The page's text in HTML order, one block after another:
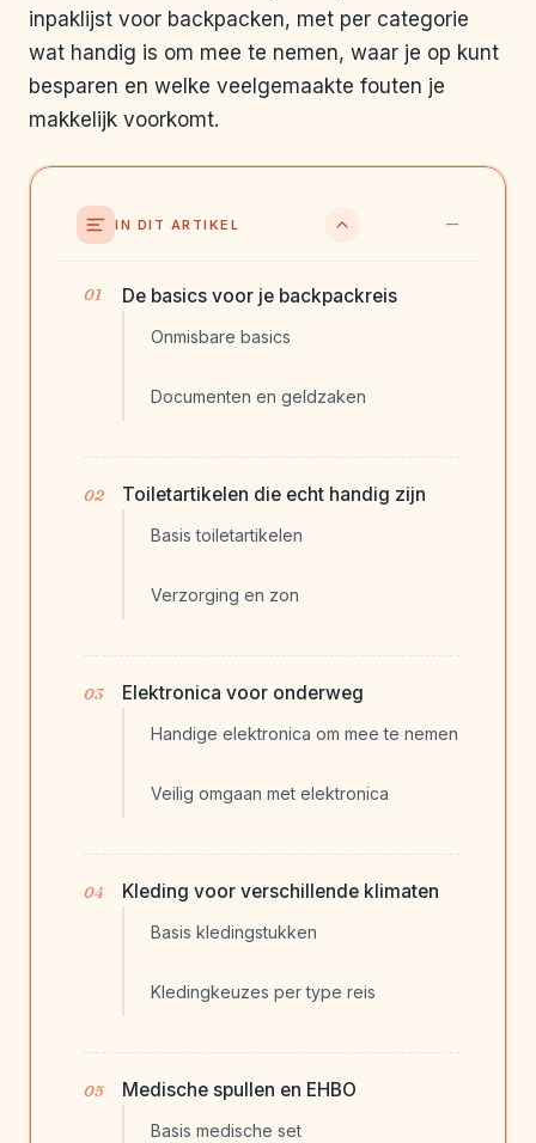
inpaklijst voor backpacken, met per categorie
wat handig is om mee te nemen, waar je op kunt
besparen en welke veelgemaakte fouten je
makkelijk voorkomt.
IN DIT ARTIKEL
De basics voor je backpackreis
Onmisbare basics
Documenten en geldzaken
Toiletartikelen die echt handig zijn
Basis toiletartikelen
Verzorging en zon
Elektronica voor onderweg
Handige elektronica om mee te nemen
Veilig omgaan met elektronica
Kleding voor verschillende klimaten
Basis kledingstukken
Kledingkeuzes per type reis
Medische spullen en EHBO
Basis medische set